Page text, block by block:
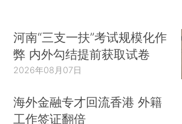
河南“三支一扶”考试规模化作
弊 内外勾结提前获取试卷
2026年08月07日
海外金融专才回流香港 外籍
工作签证翻倍